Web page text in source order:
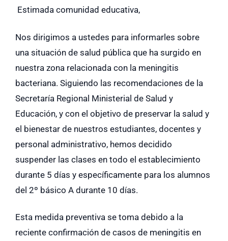
Estimada comunidad educativa,
Nos dirigimos a ustedes para informarles sobre
una situación de salud pública que ha surgido en
nuestra zona relacionada con la meningitis
bacteriana. Siguiendo las recomendaciones de la
Secretaría Regional Ministerial de Salud y
Educación, y con el objetivo de preservar la salud y
el bienestar de nuestros estudiantes, docentes y
personal administrativo, hemos decidido
suspender las clases en todo el establecimiento
durante 5 días y específicamente para los alumnos
del 2º básico A durante 10 días.
Esta medida preventiva se toma debido a la
reciente confirmación de casos de meningitis en